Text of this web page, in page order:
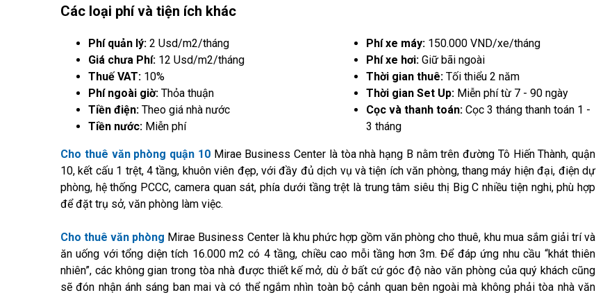
Các loại phí và tiện ích khác
Phí quản lý: 2 Usd/m2/tháng
Giá chưa Phí: 12 Usd/m2/tháng
Thuế VAT: 10%
Phí ngoài giờ: Thỏa thuận
Tiền điện: Theo giá nhà nước
Tiền nước: Miễn phí
Phí xe máy: 150.000 VND/xe/tháng
Phí xe hơi: Giữ bãi ngoài
Thời gian thuê: Tối thiểu 2 năm
Thời gian Set Up: Miễn phí từ 7 - 90 ngày
Cọc và thanh toán: Cọc 3 tháng thanh toán 1 -
3 tháng
Cho thuê văn phòng quận 10Mirae Business Center là tòa nhà hạng B nằm trên đường Tô Hiến Thành, quận
10, kết cấu 1 trệt, 4 tầng, khuôn viên đẹp, với đầy đủ dịch vụ và tiện ích văn phòng, thang máy hiện đại, điện dự
phòng, hệ thống PCCC, camera quan sát, phía dưới tầng trệt là trung tâm siêu thị Big C nhiều tiện nghi, phù hợp
để đặt trụ sở, văn phòng làm việc.
Cho thuê văn phòng Mirae Business Center là khu phức hợp gồm văn phòng cho thuê, khu mua sắm giải trí và
ăn uống với tổng diện tích 16.000 m2 có 4 tầng, chiều cao mỗi tầng hơn 3m. Để đáp ứng nhu cầu “khát thiên
nhiên”, các không gian trong tòa nhà được thiết kế mở, dù ở bất cứ góc độ nào văn phòng của quý khách cũng
sẽ đón nhận ánh sáng ban mai và có thể ngắm nhìn toàn bộ cảnh quan bên ngoài mà không phải tòa nhà văn